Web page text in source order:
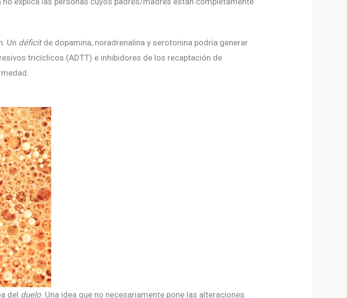
Un déficitde dopamina, noradrenalina y serotonina podría generar
tricíclicos (ADTT) e inhibidores de los recaptación de
del duelo. Una idea que no necesariamente pone las alteraciones